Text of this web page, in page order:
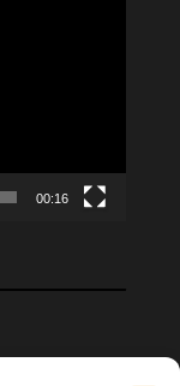
00:16